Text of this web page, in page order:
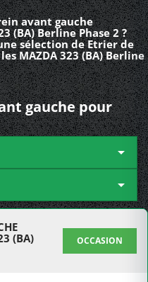
avant gauche
(BA) Berline Phase 2 ?
sélection de Etrier de
MAZDA 323 (BA) Berline
gauche pour


(BA)
OCCASION